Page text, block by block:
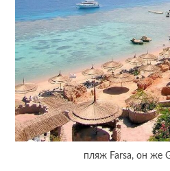
пляж Farsa, он же